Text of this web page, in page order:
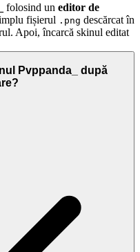
folosind un editor de
fișierul .png descărcat în
Apoi, încarcă skinul editat
Pvppanda_ după